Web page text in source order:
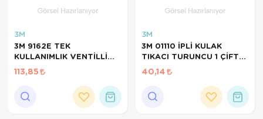
3M
3M 9162E TEK
KULLANIMLIK VENTİLLİ
TOZ MASKESİ FFP2 N95
113,85
3M
3M 01110 İPLİ KULAK
TIKACI TURUNCU 1 ÇİFT
EARPLUGS
40,14